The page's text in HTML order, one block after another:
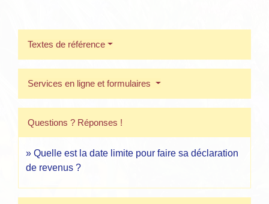
Textes de référence
Services en ligne et formulaires
Questions ? Réponses !
Quelle est la date limite pour faire sa déclaration
de revenus ?